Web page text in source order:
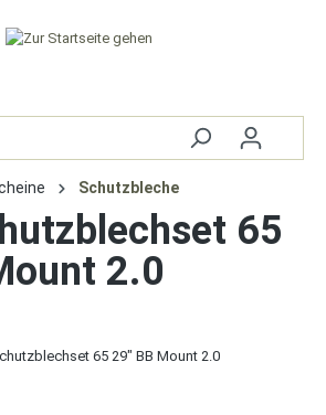
Schutzbleche
65
2.0